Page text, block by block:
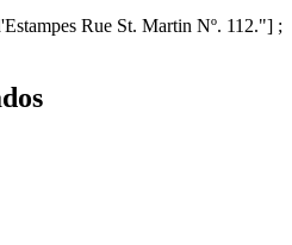
Rue St. Martin Nº. 112."] ;